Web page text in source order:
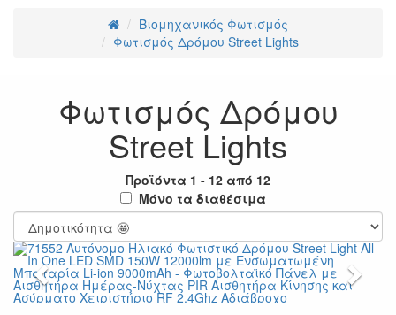
Βιομηχανικός Φωτισμός
Φωτισμός Δρόμου Street Lights
Φωτισμός Δρόμου
Street Lights
Προϊόντα 1 - 12 από 12
Μόνο τα διαθέσιμα
Previous Next